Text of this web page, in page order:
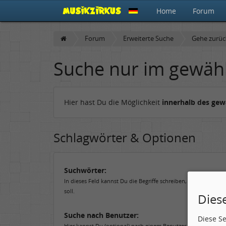
Home Forum
Forum Erweiterte Suche Gehe
Suche nur im
Hier hast Du die Möglichkeit innerhalb des
Schlagwörter & Optionen
Suchwörter:
In dieses Feld kannst Du die Begriffe schreiben, nach denen
soll.
Suche nach Benutzer:
Diese